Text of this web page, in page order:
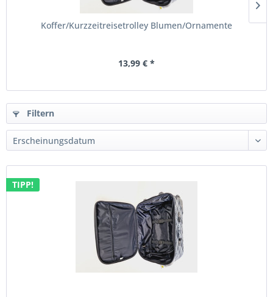
Koffer/Kurzzeitreisetrolley Blumen/Ornamente
13,99 € *
Filtern
TIPP!